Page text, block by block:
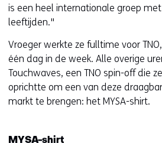
t
n
i
e
u
w
is een heel internationale groep
leeftijden."
Vroeger werkte ze fulltime voor
één dag in de week. Alle overige
Touchwaves, een TNO spin-off die
oprichtte om een van deze
markt te brengen: het MYSA-shirt.
MYSA-shirt